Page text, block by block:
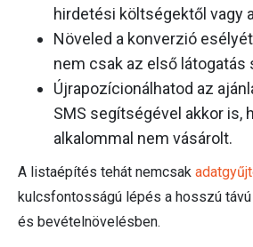
hirdetési költségektől vagy
Növeled a konverzió
nem csak az első látogatás
Újrapozícionálhatod az
SMS segítségével akkor is,
alkalommal nem vásárolt.
A listaépítés tehát nemcsak
kulcsfontosságú lépés a hosszú
és bevételnövelésben.